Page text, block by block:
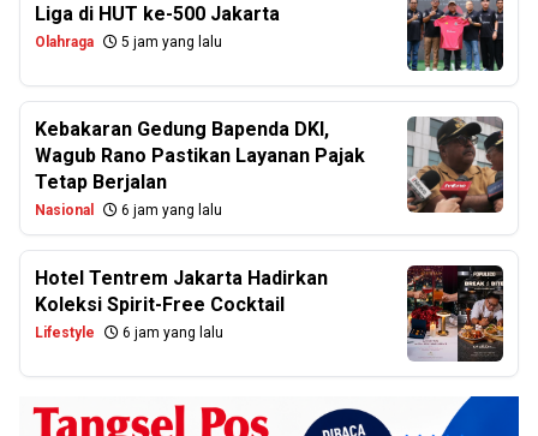
Liga di HUT ke-500 Jakarta
Olahraga 5 jam yang lalu
Kebakaran Gedung Bapenda DKI,
Wagub Rano Pastikan Layanan Pajak
Tetap Berjalan
Nasional 6 jam yang lalu
Hotel Tentrem Jakarta Hadirkan
Koleksi Spirit-Free Cocktail
Lifestyle 6 jam yang lalu